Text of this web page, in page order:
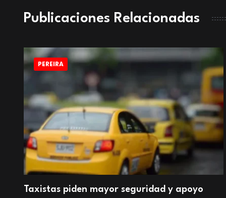
Publicaciones Relacionadas
PEREIRA
Taxistas piden mayor seguridad y apoyo